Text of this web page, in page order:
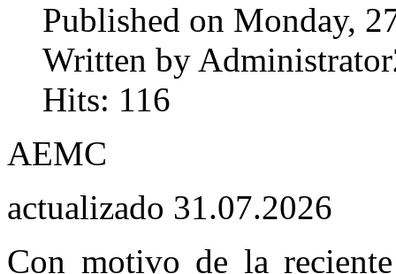
Published on Monday,
Written by
Hits: 116
AEMC
actualizado 31.07.2026
Con motivo de la